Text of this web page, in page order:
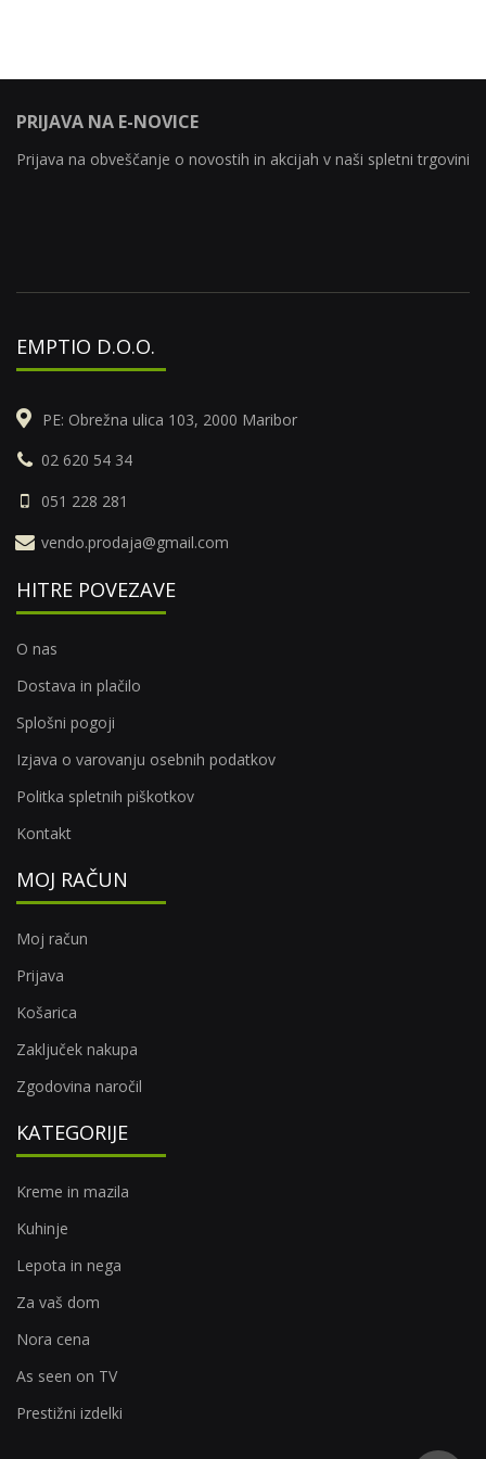
PRIJAVA NA E-NOVICE
Prijava na obveščanje o novostih in akcijah v naši spletni trgovini
EMPTIO D.O.O.
PE: Obrežna ulica 103, 2000 Maribor
02 620 54 34
051 228 281
vendo.prodaja@gmail.com
HITRE POVEZAVE
O nas
Dostava in plačilo
Splošni pogoji
Izjava o varovanju osebnih podatkov
Politka spletnih piškotkov
Kontakt
MOJ RAČUN
Moj račun
Prijava
Košarica
Zaključek nakupa
Zgodovina naročil
KATEGORIJE
Kreme in mazila
Kuhinje
Lepota in nega
Za vaš dom
Nora cena
As seen on TV
Prestižni izdelki